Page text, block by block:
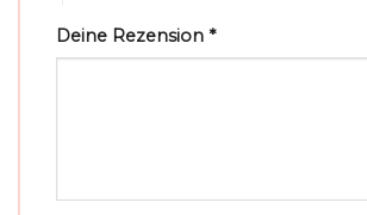
Deine Rezension *